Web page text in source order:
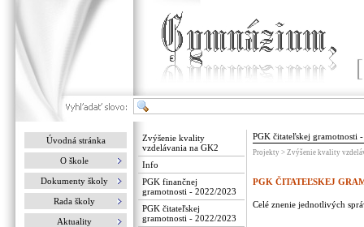
Úvodná stránka
O škole
Dokumenty školy
Rada školy
Aktuality
PGK čitateľskej gramotnosti
Projekty > Zvýšenie kvality
PGK ČITATEĽSKEJ
Celé znenie jednotlivých
Zvýšenie kvality
vzdelávania na GK2
Info
PGK finančnej
gramotnosti - 2022/2023
PGK čitateľskej
gramotnosti - 2022/2023